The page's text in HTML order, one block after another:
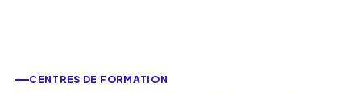
CENTRES DE FORMATION